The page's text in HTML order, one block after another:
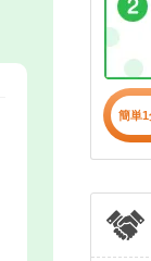
簡単1